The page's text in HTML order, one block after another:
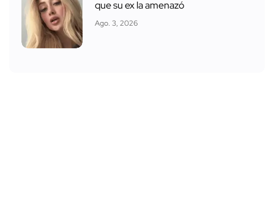
que su ex la amenazó
Ago. 3, 2026